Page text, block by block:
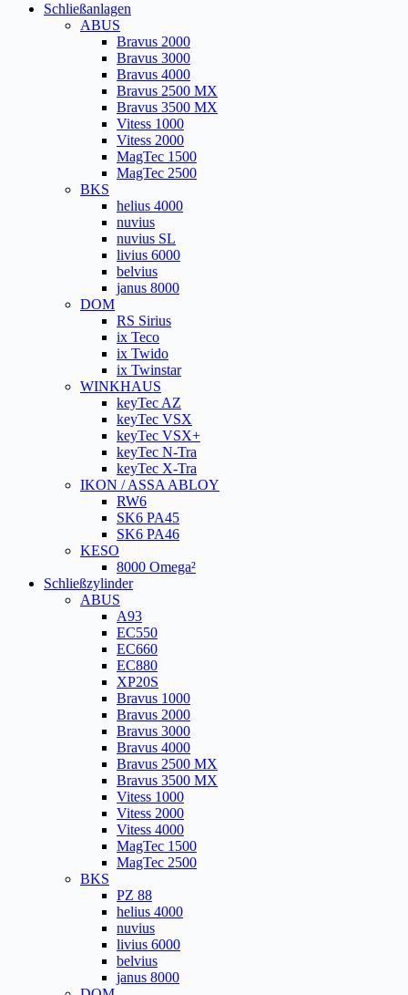
Schließanlagen
ABUS
Bravus 2000
Bravus 3000
Bravus 4000
Bravus 2500 MX
Bravus 3500 MX
Vitess 1000
Vitess 2000
MagTec 1500
MagTec 2500
BKS
helius 4000
nuvius
nuvius SL
livius 6000
belvius
janus 8000
DOM
RS Sirius
ix Teco
ix Twido
ix Twinstar
WINKHAUS
keyTec AZ
keyTec VSX
keyTec VSX+
keyTec N-Tra
keyTec X-Tra
IKON / ASSA ABLOY
RW6
SK6 PA45
SK6 PA46
KESO
8000 Omega²
Schließzylinder
ABUS
A93
EC550
EC660
EC880
XP20S
Bravus 1000
Bravus 2000
Bravus 3000
Bravus 4000
Bravus 2500 MX
Bravus 3500 MX
Vitess 1000
Vitess 2000
Vitess 4000
MagTec 1500
MagTec 2500
BKS
PZ 88
helius 4000
nuvius
livius 6000
belvius
janus 8000